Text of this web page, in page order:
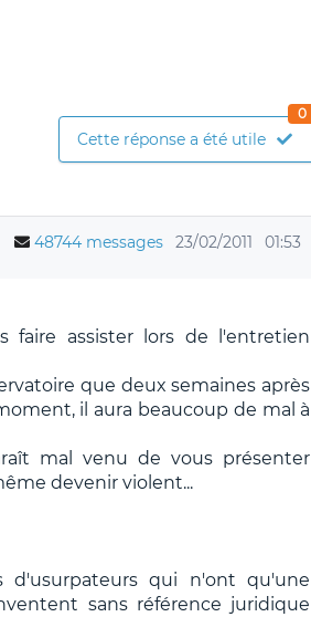
Cette réponse a été utile
0
48744 messages 23/02/2011 01:53
assister lors de l'entretien
que deux semaines après
il aura beaucoup de mal à
mal venu de vous présenter
devenir violent...
d'usurpateurs qui n'ont qu'une
sans référence juridique